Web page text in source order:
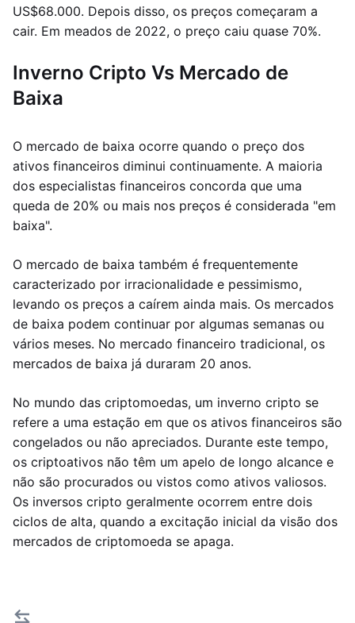
US$68.000. Depois disso, os preços começaram a
cair. Em meados de 2022, o preço caiu quase 70%.
Inverno Cripto Vs Mercado de
Baixa
O mercado de baixa ocorre quando o preço dos
ativos financeiros diminui continuamente. A maioria
dos especialistas financeiros concorda que uma
queda de 20% ou mais nos preços é considerada "em
baixa".
O mercado de baixa também é frequentemente
caracterizado por irracionalidade e pessimismo,
levando os preços a caírem ainda mais. Os mercados
de baixa podem continuar por algumas semanas ou
vários meses. No mercado financeiro tradicional, os
mercados de baixa já duraram 20 anos.
No mundo das criptomoedas, um inverno cripto se
refere a uma estação em que os ativos financeiros são
congelados ou não apreciados. Durante este tempo,
os criptoativos não têm um apelo de longo alcance e
não são procurados ou vistos como ativos valiosos.
Os inversos cripto geralmente ocorrem entre dois
ciclos de alta, quando a excitação inicial da visão dos
mercados de criptomoeda se apaga.